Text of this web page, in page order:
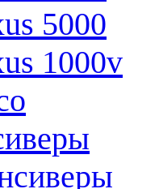
5000
1000v